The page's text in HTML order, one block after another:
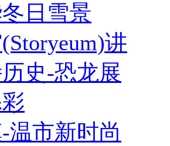
日雪景
讲
史-恐龙展
温市新时尚